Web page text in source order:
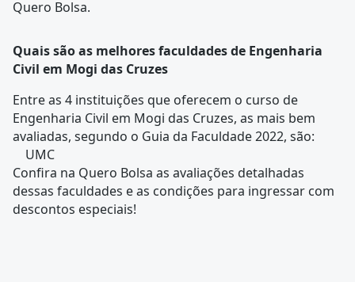
Quero Bolsa.
Quais são as melhores faculdades de Engenharia
Civil em Mogi das Cruzes
Entre as 4 instituições que oferecem o curso de
Engenharia Civil em Mogi das Cruzes, as mais bem
avaliadas, segundo o Guia da Faculdade 2022, são:
UMC
Confira na Quero Bolsa as avaliações detalhadas
dessas faculdades e as condições para ingressar com
descontos especiais!